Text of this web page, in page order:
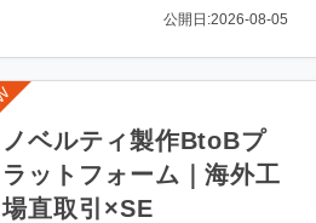
公開日:2026-08-05
ノベルティ製作BtoBプ
ラットフォーム｜海外工
場直取引×SE